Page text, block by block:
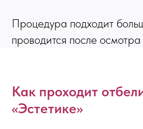
Процедура подходит
проводится после
Как проходит
«Эстетике»